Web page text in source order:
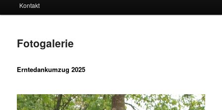
Kontakt
Fotogalerie
Erntedankumzug 2025